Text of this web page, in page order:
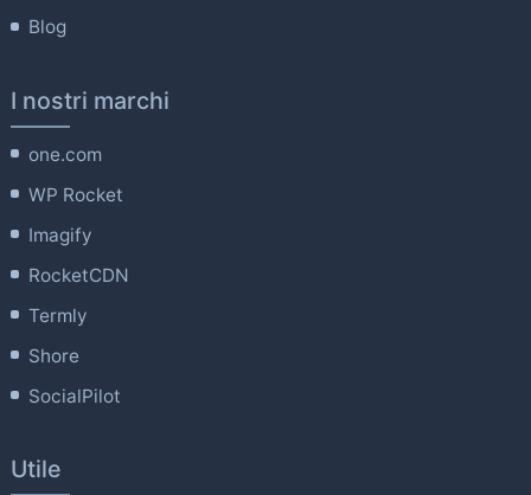
Blog
I nostri marchi
one.com
WP Rocket
Imagify
RocketCDN
Termly
Shore
SocialPilot
Utile